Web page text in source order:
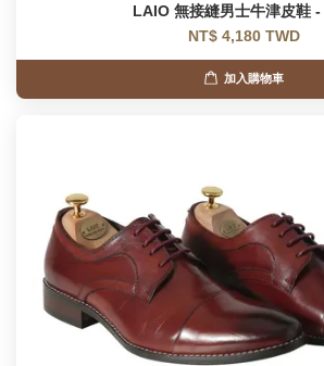
LAIO 無接縫男士牛津皮鞋 -
NT$ 4,180 TWD
加入購物車